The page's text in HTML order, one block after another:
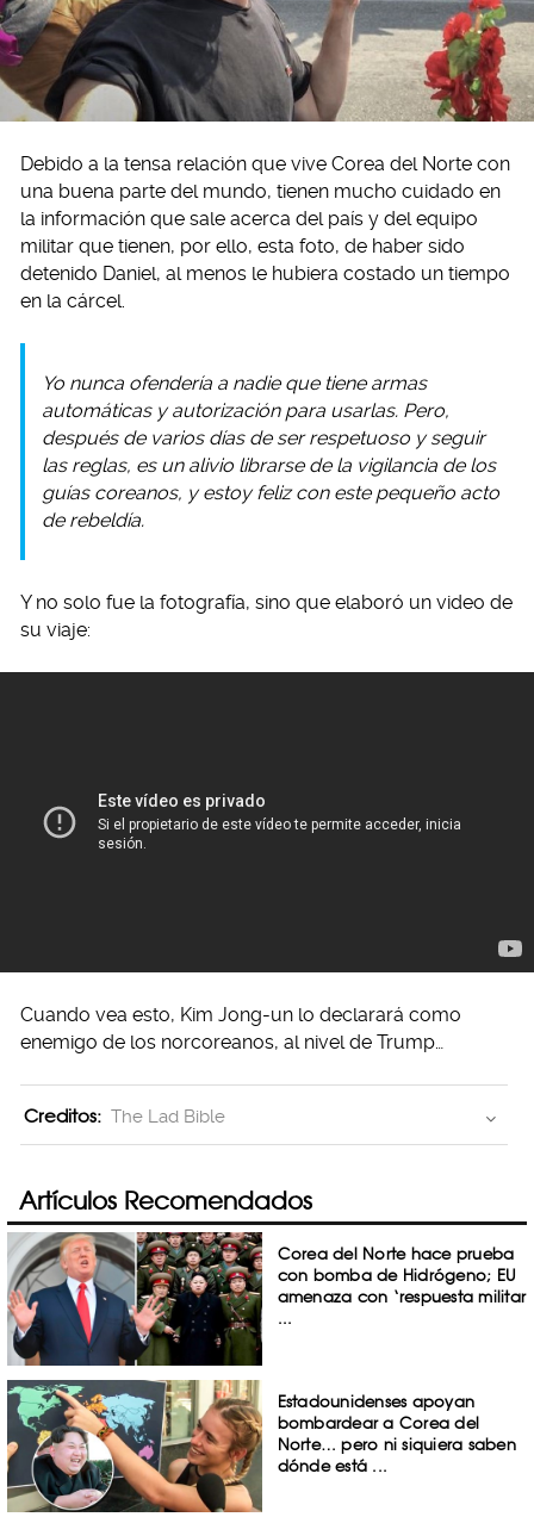
Debido a la tensa relación que vive Corea del Norte con
una buena parte del mundo, tienen mucho cuidado en
la información que sale acerca del país y del equipo
militar que tienen, por ello, esta foto, de haber sido
detenido Daniel, al menos le hubiera costado un tiempo
en la cárcel.
Yo nunca ofendería a nadie que tiene armas
automáticas y autorización para usarlas. Pero,
después de varios días de ser respetuoso y seguir
las reglas, es un alivio librarse de la vigilancia de los
guías coreanos, y estoy feliz con este pequeño acto
de rebeldía.
Y no solo fue la fotografía, sino que elaboró un video de
su viaje:
Cuando vea esto, Kim Jong-un lo declarará como
enemigo de los norcoreanos, al nivel de Trump…
Creditos: The Lad Bible
Artículos Recomendados
Corea del Norte hace prueba
con bomba de Hidrógeno; EU
amenaza con ‘respuesta militar
...
Estadounidenses apoyan
bombardear a Corea del
Norte… pero ni siquiera saben
dónde está ...